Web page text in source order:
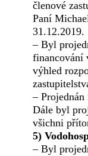
členové
Paní
31.12.2019.
– Byl
financování
výhled
–
Dále byl
všichni
5)
– Byl